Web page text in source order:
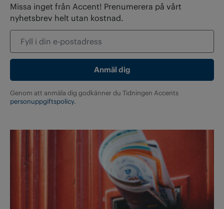
Missa inget från Accent! Prenumerera på vårt
nyhetsbrev helt utan kostnad.
Genom att anmäla dig godkänner du Tidningen Accents
personuppgiftspolicy.